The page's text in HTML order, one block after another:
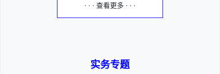
· · · 查看更多 · · ·
实务专题